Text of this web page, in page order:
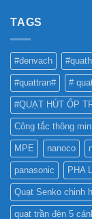
TAGS
#denvach
#quattran# #
#QUẠT HÚT ỐP
Công tắc thông
MPE nanoco
panasonic PHA
Quạt Senko chinh
quạt trần đèn 5